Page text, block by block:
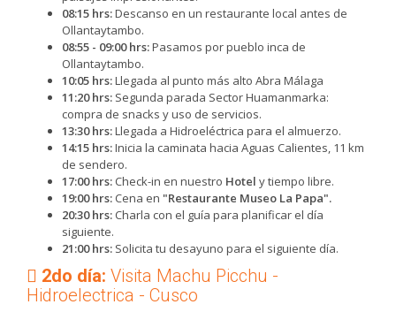
08:15 hrs:Descanso en un restaurante local antes de
Ollantaytambo.
08:55 - 09:00 hrs:Pasamos por pueblo inca de
Ollantaytambo.
10:05 hrs:Llegada al punto más alto Abra Málaga
11:20 hrs: Segunda parada Sector Huamanmarka:
compra de snacks y uso de servicios.
13:30 hrs:Llegada a Hidroeléctrica para el almuerzo.
14:15 hrs:Inicia la caminata hacia Aguas Calientes, 11 km
de sendero.
17:00 hrs: Check-in en nuestro Hotel y tiempo libre.
19:00 hrs: Cena en "Restaurante Museo La Papa".
20:30 hrs: Charla con el guía para planificar el día
siguiente.
21:00 hrs: Solicita tu desayuno para el siguiente día.
2do día: Visita Machu Picchu -
Hidroelectrica - Cusco